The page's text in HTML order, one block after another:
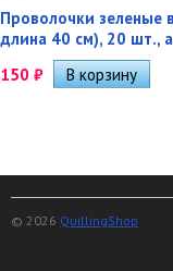
Проволочки зеленые
длина 40 см), 20 шт.,
150 ₽
© 2026 QuillingShop